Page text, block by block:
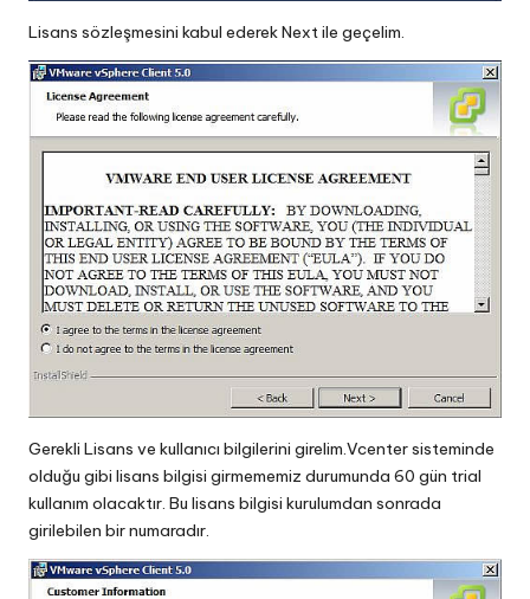
Lisans sözleşmesini kabul ederek Next ile geçelim.
Gerekli Lisans ve kullanıcı bilgilerini girelim.Vcenter sisteminde
olduğu gibi lisans bilgisi girmememiz durumunda 60 gün trial
kullanım olacaktır. Bu lisans bilgisi kurulumdan sonrada
girilebilen bir numaradır.